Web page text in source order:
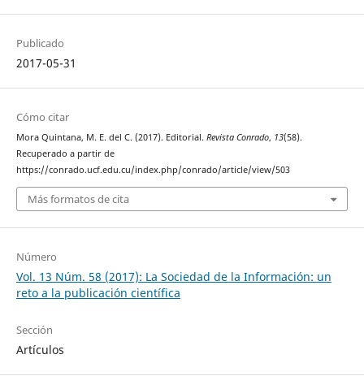
Publicado
2017-05-31
Cómo citar
Mora Quintana, M. E. del C. (2017). Editorial. Revista Conrado, 13(58).
Recuperado a partir de
https://conrado.ucf.edu.cu/index.php/conrado/article/view/503
Más formatos de cita
Número
Vol. 13 Núm. 58 (2017): La Sociedad de la Información: un
reto a la publicación científica
Sección
Artículos